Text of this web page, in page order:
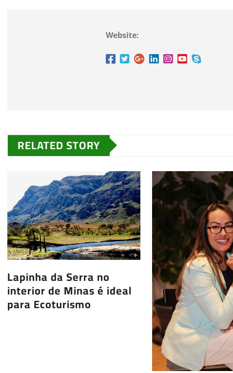
Website:
RELATED STORY
Lapinha da Serra no
interior de Minas é ideal
para Ecoturismo